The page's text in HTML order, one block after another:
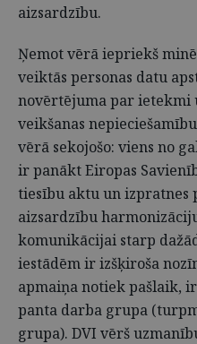
aizsardzību.
Ņemot vērā iepriekš
veiktās personas datu
novērtējuma par ietekmi
veikšanas
vērā sekojošo: viens no
ir panākt Eiropas
tiesību aktu un izpratnes
aizsardzību
komunikācijai starp
iestādēm ir izšķiroša
apmaiņa notiek pašlaik,
panta darba grupa
grupa). DVI vērš